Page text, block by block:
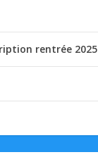
rentrée 2025